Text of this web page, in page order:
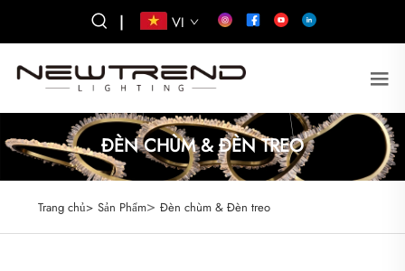
| VI
ĐÈN CHÙM & ĐÈN TREO
Trang chủ> Sản Phẩm> Đèn chùm & Đèn treo